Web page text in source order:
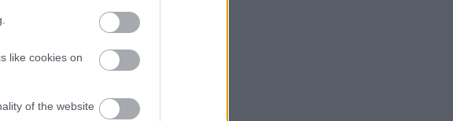
like cookies on
of the website